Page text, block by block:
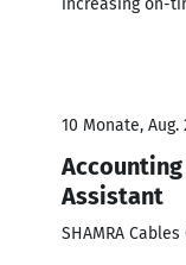
10 Monate, Aug.
Assistant
SHAMRA